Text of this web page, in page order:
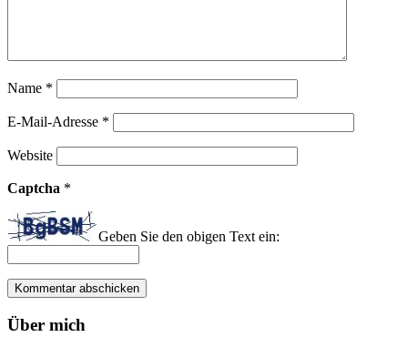
Name *
E-Mail-Adresse *
Website
Captcha *
Geben Sie den obigen Text ein:
Über mich